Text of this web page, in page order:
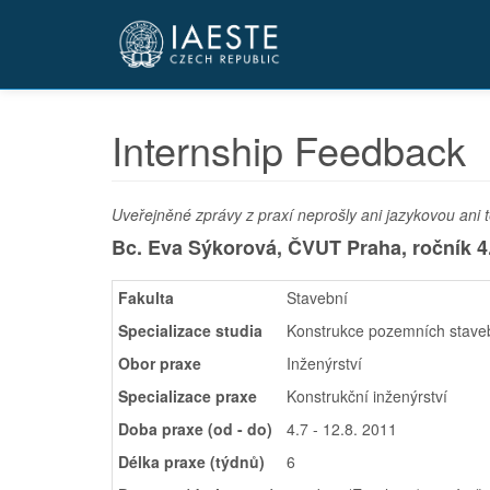
Internship Feedback
Uveřejněné zprávy z praxí neprošly ani jazykovou
Bc. Eva Sýkorová, ČVUT Praha, ročník
Fakulta
Stavební
Specializace studia
Konstrukce pozemních
Obor praxe
Inženýrství
Specializace praxe
Konstrukční inženýrství
Doba praxe (od - do)
4.7 - 12.8. 2011
Délka praxe (týdnů)
6